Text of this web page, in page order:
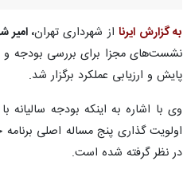
به گزارش ایرنا از شهرداری تهران، امیر
پایش و ارزیابی عملکرد برگزار شد.
اولویت گذاری پنج مساله اصلی
در نظر گرفته شده است.